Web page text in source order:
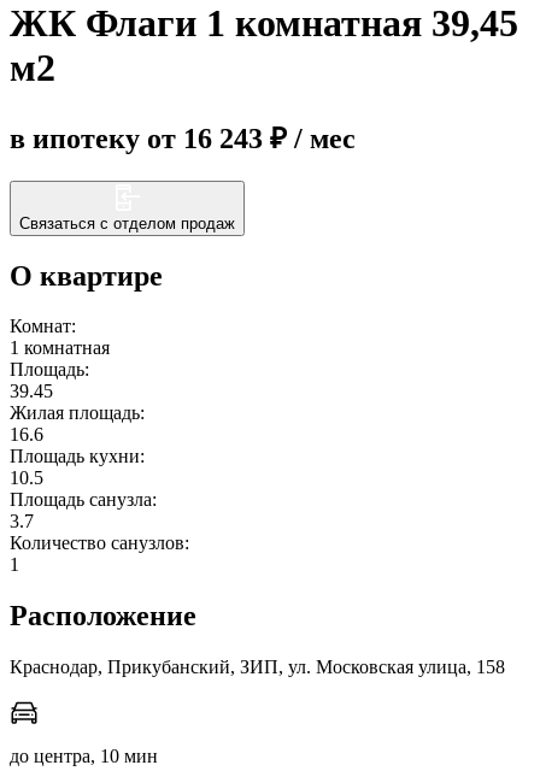
мы в соцсетях
ЖК Флаги 1 комнатная 39,45
м2
в ипотеку от 16 243 ₽ / мес
Связаться с отделом продаж
О квартире
Комнат:
1 комнатная
Площадь:
39.45
Жилая площадь:
16.6
Площадь кухни:
10.5
Площадь санузла:
3.7
Количество санузлов:
1
Расположение
Краснодар, Прикубанский, ЗИП, ул. Московская улица, 158
до центра, 10 мин